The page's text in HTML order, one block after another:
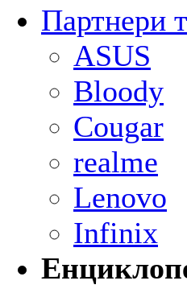
Партнери
ASUS
Bloody
Cougar
realme
Lenovo
Infinix